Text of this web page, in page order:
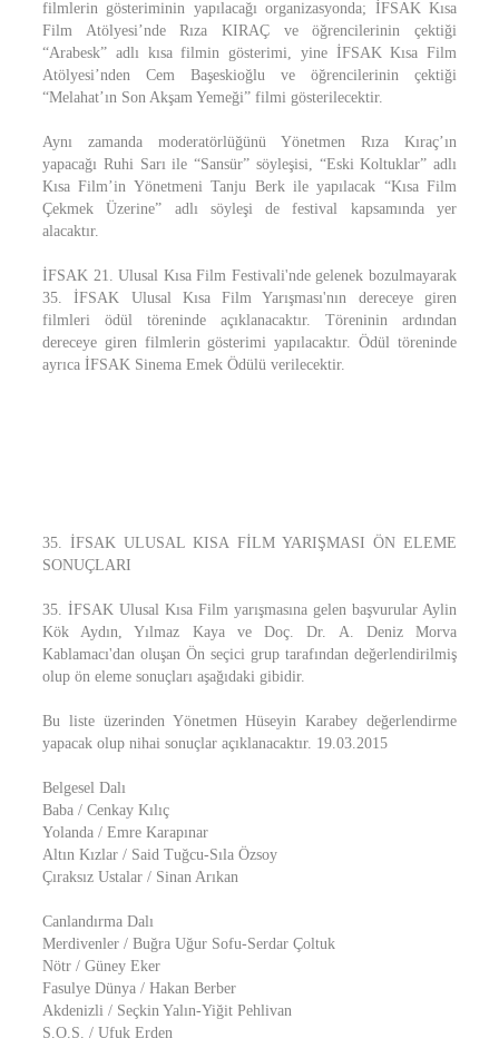
filmlerin gösteriminin yapılacağı organizasyonda; İFSAK Kısa
Film Atölyesi’nde Rıza KIRAÇ ve öğrencilerinin çektiği
“Arabesk” adlı kısa filmin gösterimi, yine İFSAK Kısa Film
Atölyesi’nden Cem Başeskioğlu ve öğrencilerinin çektiği
“Melahat’ın Son Akşam Yemeği” filmi gösterilecektir.
Aynı zamanda moderatörlüğünü Yönetmen Rıza Kıraç’ın
yapacağı Ruhi Sarı ile “Sansür” söyleşisi, “Eski Koltuklar” adlı
Kısa Film’in Yönetmeni Tanju Berk ile yapılacak “Kısa Film
Çekmek Üzerine” adlı söyleşi de festival kapsamında yer
alacaktır.
İFSAK 21. Ulusal Kısa Film Festivali'nde gelenek bozulmayarak
35. İFSAK Ulusal Kısa Film Yarışması'nın dereceye giren
filmleri ödül töreninde açıklanacaktır. Töreninin ardından
dereceye giren filmlerin gösterimi yapılacaktır. Ödül töreninde
ayrıca İFSAK Sinema Emek Ödülü verilecektir.
35. İFSAK ULUSAL KISA FİLM YARIŞMASI ÖN ELEME
SONUÇLARI
35. İFSAK Ulusal Kısa Film yarışmasına gelen başvurular Aylin
Kök Aydın, Yılmaz Kaya ve Doç. Dr. A. Deniz Morva
Kablamacı'dan oluşan Ön seçici grup tarafından değerlendirilmiş
olup ön eleme sonuçları aşağıdaki gibidir.
Bu liste üzerinden Yönetmen Hüseyin Karabey değerlendirme
yapacak olup nihai sonuçlar açıklanacaktır. 19.03.2015
Belgesel Dalı
Baba / Cenkay Kılıç
Yolanda / Emre Karapınar
Altın Kızlar / Said Tuğcu-Sıla Özsoy
Çıraksız Ustalar / Sinan Arıkan
Canlandırma Dalı
Merdivenler / Buğra Uğur Sofu-Serdar Çoltuk
Nötr / Güney Eker
Fasulye Dünya / Hakan Berber
Akdenizli / Seçkin Yalın-Yiğit Pehlivan
S.O.S. / Ufuk Erden